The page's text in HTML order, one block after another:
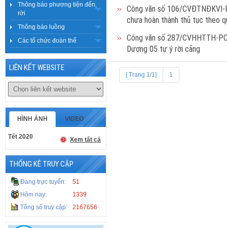
Thông báo phương tiện đến,
rời
Thông báo luồng
Các tổ chức đoàn thể
LIÊN KẾT WEBSITE
HÌNH ẢNH VIDEO
Tết 2020 Xem tất cả
THỐNG KÊ TRUY CẬP
Đang trực tuyến:
51
Hôm nay:
1339
Tổng số truy cập:
2167656
Công văn số 106/
chưa hoàn thành thủ tục theo
Công văn số 287/CVHHTTH-
Dương 05 tự ý rời cảng
[ Trang 1/1] 1